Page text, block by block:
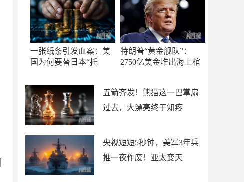
一张纸条引发血案：美
国为何要替日本“托
特朗普“黄金舰队”：
2750亿美金堆出海上棺
五箭齐发！熊猫这一巴掌扇
过去，大漂亮终于知疼
央视短短5秒钟，美军3年兵
推一夜作废！亚太变天